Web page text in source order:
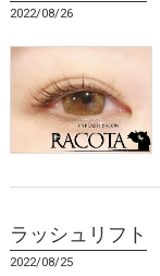
2022/08/26
ラッシュリフト
2022/08/25